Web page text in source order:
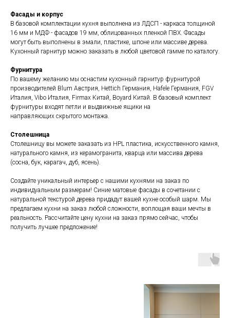
Фасады и корпус
В базовой комплектации кухня выполнена из ЛДСП - каркаса толщиной
16 мм и МДФ - фасадов 19 мм, облицованных пленкой ПВХ. Фасады
могут быть выполнены в эмали, пластике, шпоне или массиве дерева.
Кухонный гарнитур можно заказать в любой цветовой гамме по каталогу.
Фурнитура
По вашему желанию мы оснастим кухонный гарнитур фурнитурой
производителей Blum Австрия, Hettich Германия, Hafele Германия, FGV
Италия, Vibo Италия, Firmax Китай, Boyard Китай. В базовый комплект
фурнитуры входят петли и выдвижные ящики на
направляющих скрытого монтажа.
Столешница
Столешницу вы можете заказать из HPL пластика, искусственного камня,
натурального камня, из керамогранита, кварца или массива дерева
(сосна, бук, карагач, дуб, ясень).
Создайте уникальный интерьер с нашими кухнями на заказ по
индивидуальным размерам! Синие матовые фасады в сочетании с
натуральной текстурой дерева придадут вашей кухне особый шарм. Мы
предлагаем кухни на заказ любой сложности, воплощая ваши мечты в
реальность. Рассчитайте цену кухни на заказ прямо сейчас, чтобы
получить лучшее предложение!